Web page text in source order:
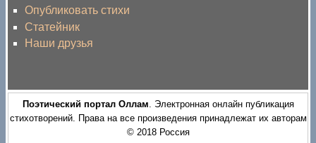
Опубликовать стихи
Статейник
Наши друзья
Поэтический портал Оллам. Электронная онлайн публикация
стихотворений. Права на все произведения принадлежат их авторам
© 2018 Россия